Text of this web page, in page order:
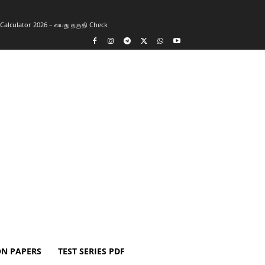
2026 – வயது தகுதி Check
PAPERS TEST SERIES PDF